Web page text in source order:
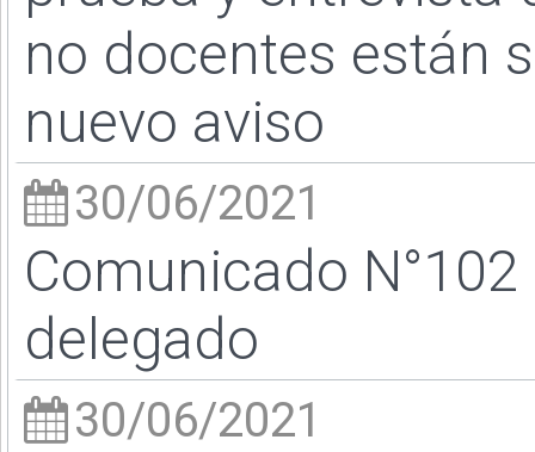
no docentes están
nuevo aviso
30/06/2021
Comunicado
delegado
30/06/2021